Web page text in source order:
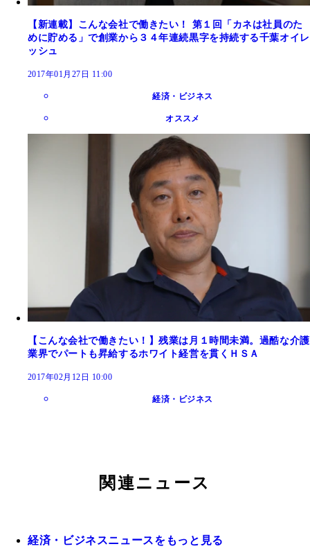
【新連載】こんな会社で働きたい！ 第１回「カネは社員のた
めに貯める」で創業から３４年連続黒字を持続する千葉オイレ
ッシュ
2017年01月27日 11:00
経済・ビジネス
オススメ
【こんな会社で働きたい！】残業は月１時間未満。過酷な介護
業界でパートも昇給するホワイト経営を貫くＨＳＡ
2017年02月12日 10:00
経済・ビジネス
関連ニュース
経済・ビジネスニュースをもっと見る